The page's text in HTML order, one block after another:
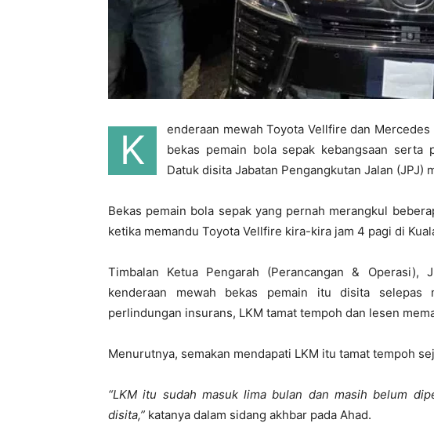
K
enderaan mewah Toyota Vellfire dan
bekas pemain bola sepak kebangsaan serta
Datuk disita Jabatan Pengangkutan Jalan (JPJ)
Bekas pemain bola sepak yang pernah merangkul
ketika memandu Toyota Vellfire kira-kira jam 4 pagi di
Timbalan Ketua Pengarah (Perancangan & Operasi),
kenderaan mewah bekas pemain itu disita selepas
perlindungan insurans, LKM tamat tempoh dan lesen
Menurutnya, semakan mendapati LKM itu tamat tempoh
“LKM itu sudah masuk lima bulan dan masih belum
disita,” katanya dalam sidang akhbar pada Ahad.